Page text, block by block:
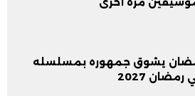
يشوق جمهوره بمسلسله
2027